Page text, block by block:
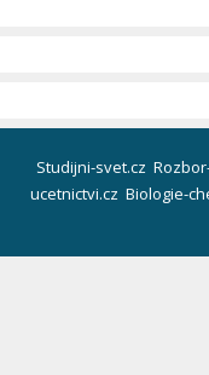
Studijni-svet.cz
ucetnictvi.cz Biologie-